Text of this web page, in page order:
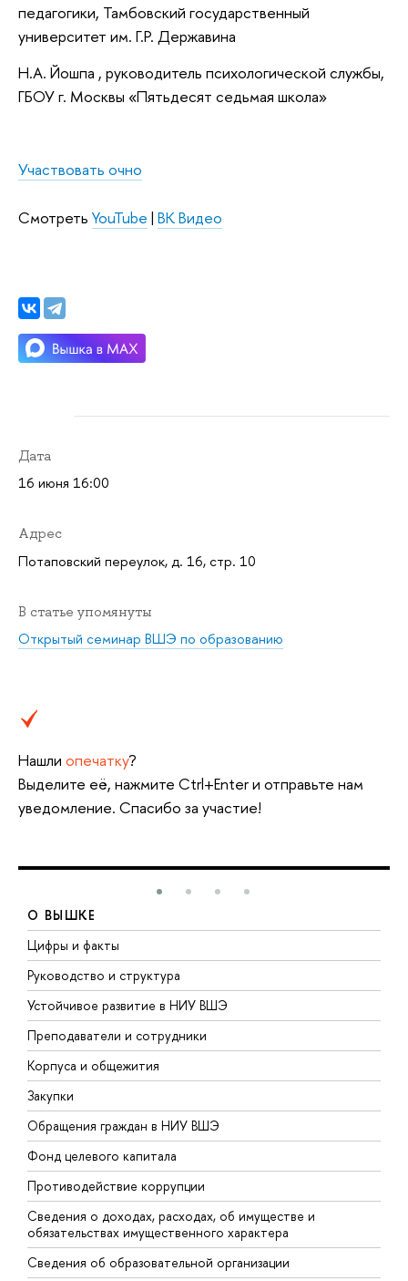
педагогики, Тамбовский государственный
университет им. Г.Р. Державина
Н.А. Йошпа , руководитель психологической службы,
ГБОУ г. Москвы «Пятьдесят седьмая школа»
Участвовать очно
Смотреть YouTube | ВК Видео
Дата
16 июня 16:00
Адрес
Потаповский переулок, д. 16, стр. 10
В статье упомянуты
Открытый семинар ВШЭ по образованию
Нашли опечатку?
Выделите её, нажмите Ctrl+Enter и отправьте нам
уведомление. Спасибо за участие!
О ВЫШКЕ
Цифры и факты
Руководство и структура
Устойчивое развитие в НИУ ВШЭ
Преподаватели и сотрудники
Корпуса и общежития
Закупки
Обращения граждан в НИУ ВШЭ
Фонд целевого капитала
Противодействие коррупции
Сведения о доходах, расходах, об имуществе и
обязательствах имущественного характера
Сведения об образовательной организации